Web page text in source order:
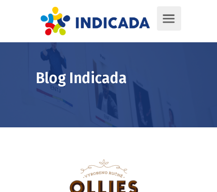
Blog Indicada